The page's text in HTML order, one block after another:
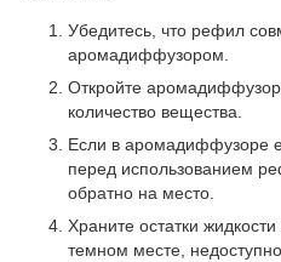
Убедитесь, что рефил
аромадиффузором.
Откройте
количество вещества.
Если в аромадиффузоре
перед использованием
обратно на место.
Храните остатки
темном месте,